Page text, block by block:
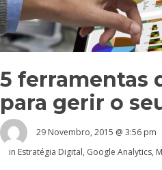
5 ferramentas
para gerir o
29 Novembro, 2015 @ 3:56 pm
in Estratégia Digital, Google Analytics,